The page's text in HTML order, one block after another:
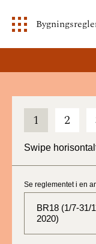
1 2
Swipe
Se reglementet i en
BR18 (1/7-31/
2020)